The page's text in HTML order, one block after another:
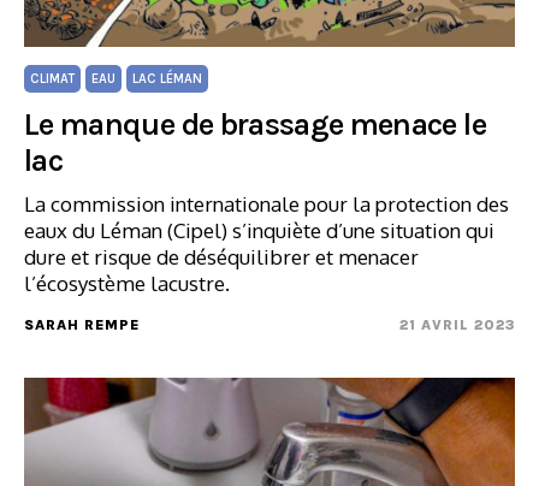
CLIMAT EAU LAC LÉMAN
Le manque de brassage menace le
lac
La commission internationale pour la protection des
eaux du Léman (Cipel) s’inquiète d’une situation qui
dure et risque de déséquilibrer et menacer
l’écosystème lacustre.
SARAH REMPE 21 AVRIL 2023